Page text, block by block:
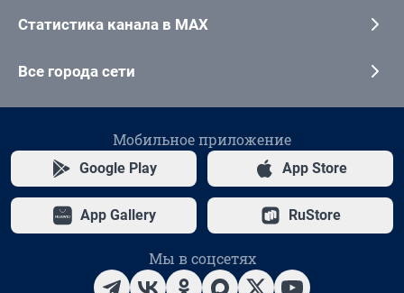
Статистика канала в MAX
Все города сети
Мобильное приложение
Google Play App Store
App Gallery RuStore
Мы в соцсетях